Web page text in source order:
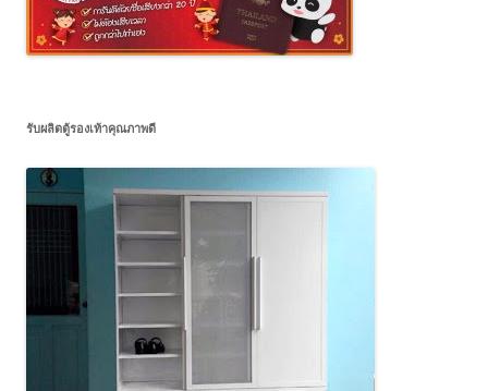
รับผลิตตู้รองเท้าคุณภาพดี